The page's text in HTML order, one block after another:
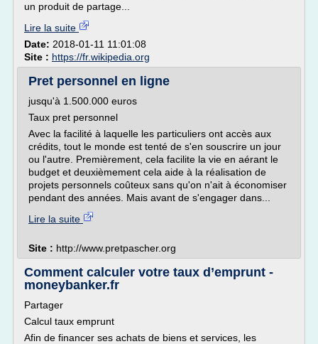
un produit de partage...
Lire la suite
Date: 2018-01-11 11:01:08
Site : https://fr.wikipedia.org
Pret personnel en ligne
jusqu'à 1.500.000 euros
Taux pret personnel
Avec la facilité à laquelle les particuliers ont accès aux
crédits, tout le monde est tenté de s'en souscrire un jour
ou l'autre. Premièrement, cela facilite la vie en aérant le
budget et deuxièmement cela aide à la réalisation de
projets personnels coûteux sans qu'on n'ait à économiser
pendant des années. Mais avant de s'engager dans...
Lire la suite
Site : http://www.pretpascher.org
Comment calculer votre taux d’emprunt -
moneybanker.fr
Partager
Calcul taux emprunt
Afin de financer ses achats de biens et services, les